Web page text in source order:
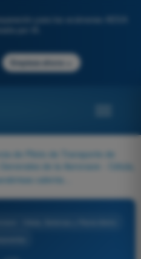
para los exámenes AESA
Empieza ahora
de Piloto de Transporte de
de la Aeronave - Célula,